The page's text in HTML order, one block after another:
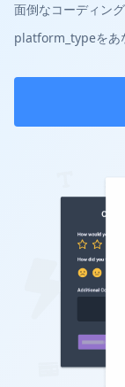
面倒なコーディン
platform_typeをあ